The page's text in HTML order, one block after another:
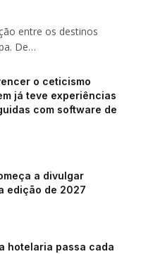
entre os destinos
De…
o ceticismo
já teve experiências
com software de
a divulgar
edição de 2027
hotelaria passa cada